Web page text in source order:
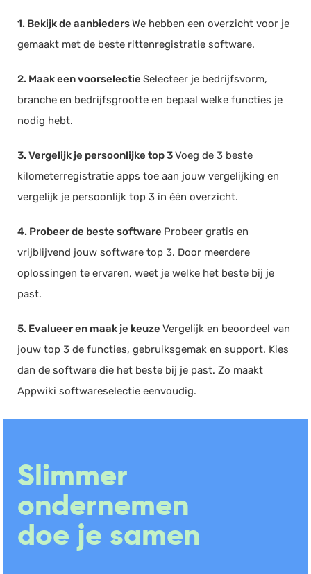
1. Bekijk de aanbiedersWe hebben een overzicht voor je
gemaakt met de beste rittenregistratie software.
2. Maak een voorselectie Selecteer je bedrijfsvorm,
branche en bedrijfsgrootte en bepaal welke functies je
nodig hebt.
3. Vergelijk je persoonlijke top 3Voeg de 3 beste
kilometerregistratie apps toe aan jouw vergelijking en
vergelijk je persoonlijk top 3 in één overzicht.
4. Probeer de beste software Probeer gratis en
vrijblijvend jouw software top 3. Door meerdere
oplossingen te ervaren, weet je welke het beste bij je
past.
5. Evalueer en maak je keuze Vergelijk en beoordeel van
jouw top 3 de functies, gebruiksgemak en support. Kies
dan de software die het beste bij je past. Zo maakt
Appwiki softwareselectie eenvoudig.
Slimmer
ondernemen
doe je samen